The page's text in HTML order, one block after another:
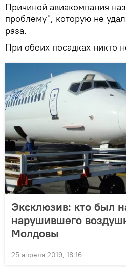
Причиной авиакомпания
проблему", которую не
раза.
При обеих посадках никто
Эксклюзив: кто был
нарушившего
Молдовы
25 апреля 2019, 18:16